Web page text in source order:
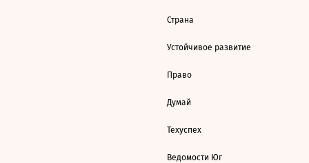
Страна
Устойчивое развитие
Право
Думай
Техуспех
Ведомости Юг